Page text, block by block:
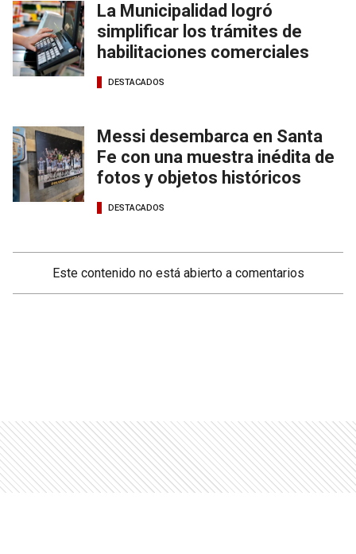
La Municipalidad logró
simplificar los trámites de
habilitaciones comerciales
DESTACADOS
Messi desembarca en Santa
Fe con una muestra inédita de
fotos y objetos históricos
DESTACADOS
Este contenido no está abierto a comentarios